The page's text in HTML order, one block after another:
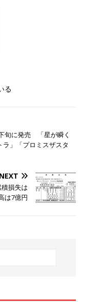
る
旬に発売 「星が瞬く
」「プロミスザスタ
NEXT
損失は
は7億円